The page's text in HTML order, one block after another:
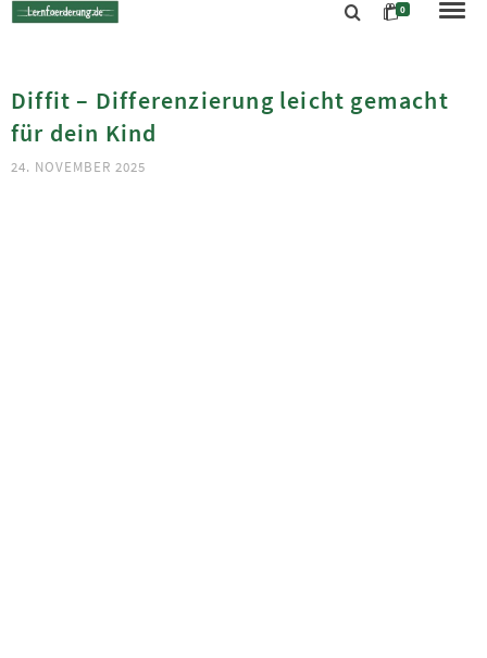
0
Diffit – Differenzierung leicht gemacht
für dein Kind
24. NOVEMBER 2025